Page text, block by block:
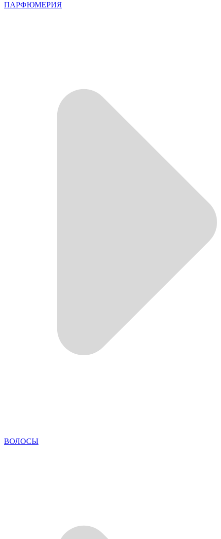
ПАРФЮМЕРИЯ
ВОЛОСЫ